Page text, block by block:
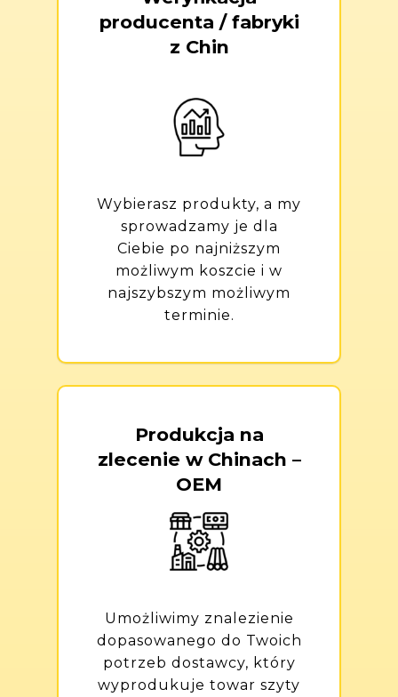
producenta / fabryki
z Chin
Wybierasz produkty, a my
sprowadzamy je dla
Ciebie po najniższym
możliwym koszcie i w
najszybszym możliwym
terminie.
Produkcja na
zlecenie w Chinach –
OEM
Umożliwimy znalezienie
dopasowanego do Twoich
potrzeb dostawcy, który
wyprodukuje towar szyty